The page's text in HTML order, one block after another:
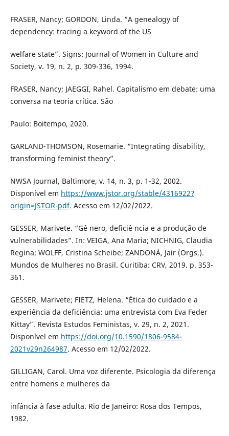
FRASER, Nancy; GORDON, Linda. “A genealogy of
dependency: tracing a keyword of the US
welfare state”. Signs: Journal of Women in Culture and
Society, v. 19, n. 2, p. 309-336, 1994.
FRASER, Nancy; JAEGGI, Rahel. Capitalismo em debate: uma
conversa na teoria crítica. São
Paulo: Boitempo, 2020.
GARLAND-THOMSON, Rosemarie. “Integrating disability,
transforming feminist theory”.
NWSA Journal, Baltimore, v. 14, n. 3, p. 1-32, 2002.
Disponível em https://www.jstor.org/stable/4316922?
origin=JSTOR-pdf. Acesso em 12/02/2022.
GESSER, Marivete. “Gê nero, deficiê ncia e a produção de
vulnerabilidades”. In: VEIGA, Ana Maria; NICHNIG, Claudia
Regina; WOLFF, Cristina Scheibe; ZANDONÁ, Jair (Orgs.).
Mundos de Mulheres no Brasil. Curitiba: CRV, 2019. p. 353-
361.
GESSER, Marivete; FIETZ, Helena. “Ética do cuidado e a
experiência da deficiência: uma entrevista com Eva Feder
Kittay”. Revista Estudos Feministas, v. 29, n. 2, 2021.
Disponível em https://doi.org/10.1590/1806-9584-
2021v29n264987. Acesso em 12/02/2022.
GILLIGAN, Carol. Uma voz diferente. Psicologia da diferença
entre homens e mulheres da
infância à fase adulta. Rio de Janeiro: Rosa dos Tempos,
1982.